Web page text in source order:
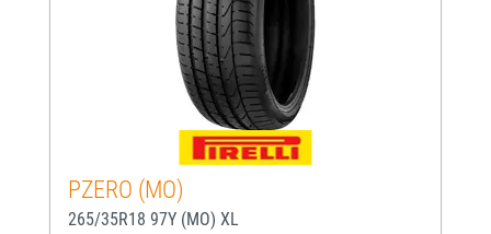
PZERO (MO)
265/35R18 97Y (MO) XL